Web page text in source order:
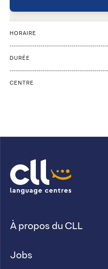
HORAIRE
DURÉE
CENTRE
À propos du CLL
Jobs